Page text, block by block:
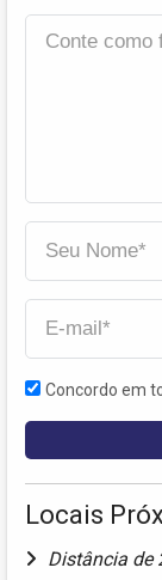
Concordo em
Locais
Distância de